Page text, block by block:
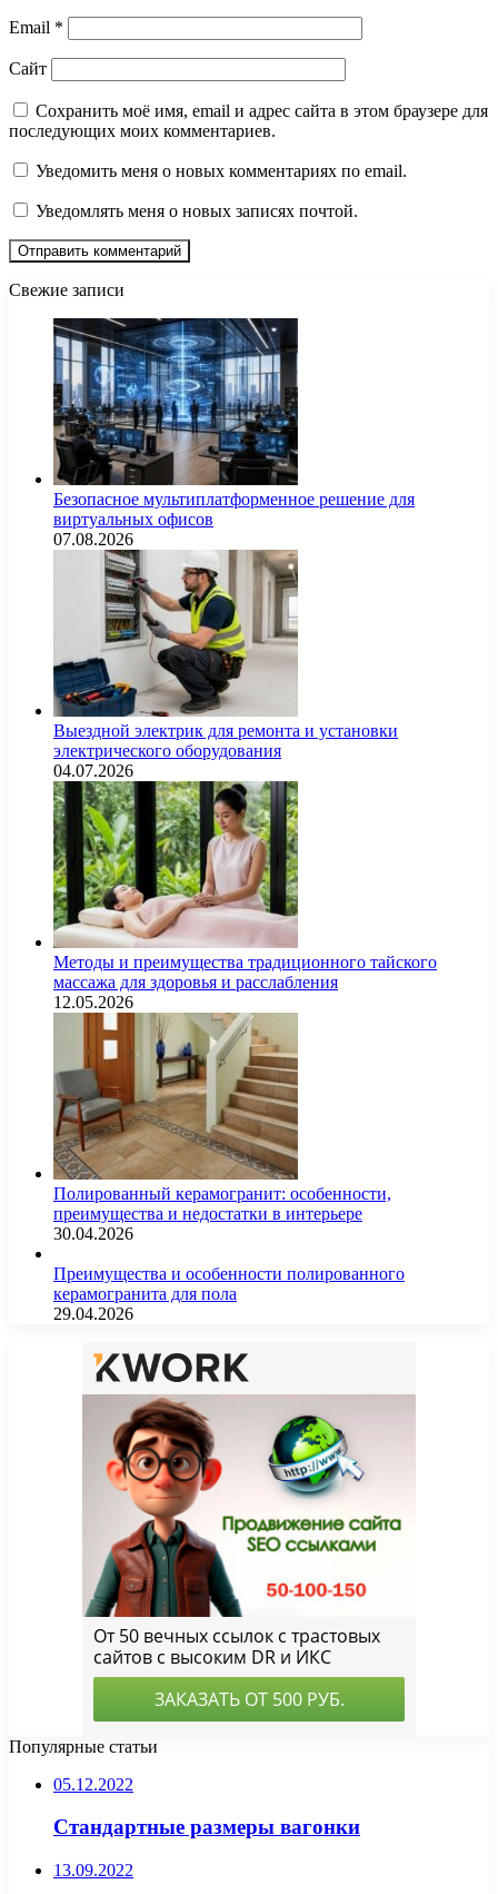
Email *
Сайт
Сохранить моё имя, email и адрес сайта в этом браузере для
последующих моих комментариев.
Уведомить меня о новых комментариях по email.
Уведомлять меня о новых записях почтой.
Свежие записи
Безопасное мультиплатформенное решение для
виртуальных офисов
07.08.2026
Выездной электрик для ремонта и установки
электрического оборудования
04.07.2026
Методы и преимущества традиционного тайского
массажа для здоровья и расслабления
12.05.2026
Полированный керамогранит: особенности,
преимущества и недостатки в интерьере
30.04.2026
Преимущества и особенности полированного
керамогранита для пола
29.04.2026
Популярные статьи
05.12.2022
Стандартные размеры вагонки
13.09.2022